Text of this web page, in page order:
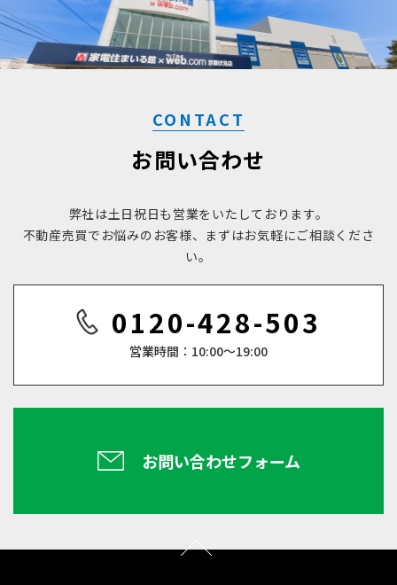
CONTACT
お問い合わせ
弊社は土日祝日も営業をいたしております。
不動産売買でお悩みのお客様、まずはお気軽にご相談くださ
い。
0120-428-503
営業時間：10:00～19:00
お問い合わせフォーム